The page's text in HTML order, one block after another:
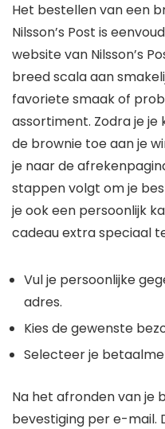
Het bestellen van een
Nilsson’s Post is
website van Nilsson’s
breed scala aan
favoriete smaak of
assortiment. Zodra je
de brownie toe aan je
je naar de
stappen volgt om je
je ook een persoonlijk
cadeau extra speciaal
Vul je persoonlijke
adres.
Kies de gewenste
Selecteer je
Na het afronden van je
bevestiging per e-mail.